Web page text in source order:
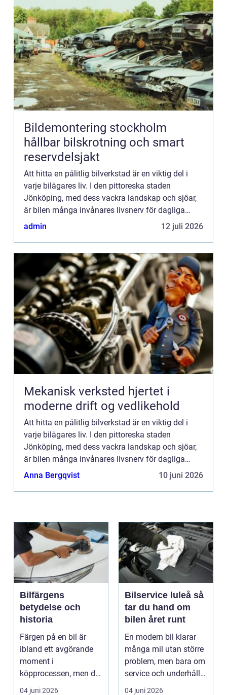
Bildemontering stockholm
hållbar bilskrotning och smart
reservdelsjakt
Att hitta en pålitlig bilverkstad är en viktig del i
varje bilägares liv. I den pittoreska staden
Jönköping, med dess vackra landskap och sjöar,
är bilen många invånares livsnerv för dagliga
pendli...
admin 12 juli 2026
Mekanisk verksted hjertet i
moderne drift og vedlikehold
Att hitta en pålitlig bilverkstad är en viktig del i
varje bilägares liv. I den pittoreska staden
Jönköping, med dess vackra landskap och sjöar,
är bilen många invånares livsnerv för dagliga
pendli...
Anna Bergqvist 10 juni 2026
Bilfärgens
betydelse och
historia
Färgen på en bil är
ibland ett avgörande
moment i
köpprocessen, men det
ha...
04 juni 2026
Bilservice luleå så
tar du hand om
bilen året runt
En modern bil klarar
många mil utan större
problem, men bara om
service och underhåll
sköts i tid. I...
04 juni 2026